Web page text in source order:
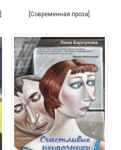
[Современная проза]